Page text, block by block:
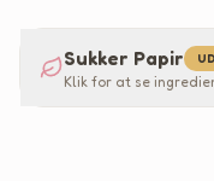
Sukker Papir
Klik for at se